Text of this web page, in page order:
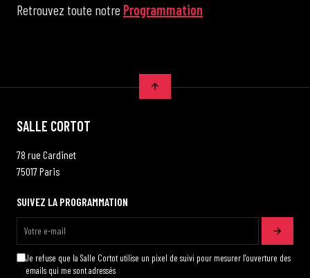
Retrouvez toute notre Programmation
SALLE CORTOT
78 rue Cardinet
75017 Paris
SUIVEZ LA PROGRAMMATION
Je refuse que la Salle Cortot utilise un pixel de suivi pour mesurer l'ouverture des
emails qui me sont adressés